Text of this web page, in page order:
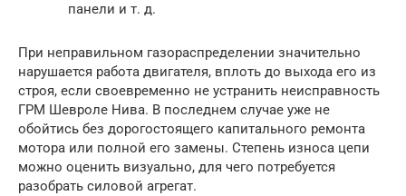
панели и т. д.
При неправильном газораспределении значительно
нарушается работа двигателя, вплоть до выхода его из
строя, если своевременно не устранить неисправность
ГРМ Шевроле Нива. В последнем случае уже не
обойтись без дорогостоящего капитального ремонта
мотора или полной его замены. Степень износа цепи
можно оценить визуально, для чего потребуется
разобрать силовой агрегат.